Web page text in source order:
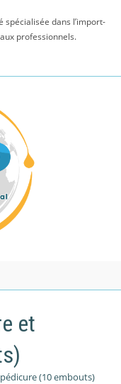
dans l’import-
professionnels.
et
(10 embouts)